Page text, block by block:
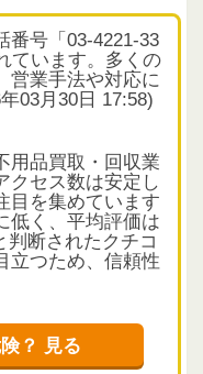
番号「03-4221-33
ています。多くの
営業手法や対応に
03月30日 17:58)
用品買取・回収業
クセス数は安定し
目を集めています
低く、平均評価は
判断されたクチコ
立つため、信頼性
態
容が不明瞭であっ
います。特に「ス
？ 見る